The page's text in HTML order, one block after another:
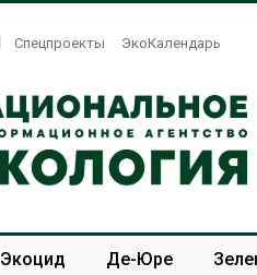
Спецпроекты ЭкоКалендарь
Экоцид Де-Юре